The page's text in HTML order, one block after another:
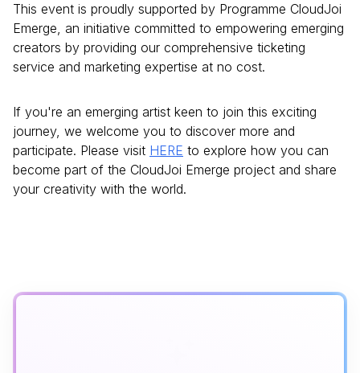
This event is proudly supported by Programme CloudJoi
Emerge, an initiative committed to empowering emerging
creators by providing our comprehensive ticketing
service and marketing expertise at no cost.
If you're an emerging artist keen to join this exciting
journey, we welcome you to discover more and
participate. Please visit HERE to explore how you can
become part of the CloudJoi Emerge project and share
your creativity with the world.